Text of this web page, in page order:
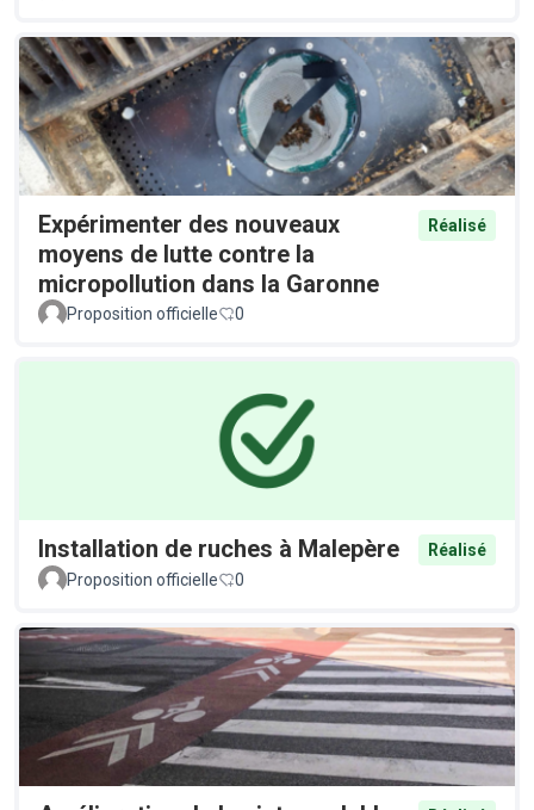
Expérimenter des nouveaux
moyens de lutte contre la
micropollution dans la Garonne
Réalisé
Proposition officielle 0
Installation de ruches à Malepère
Réalisé
Proposition officielle
0